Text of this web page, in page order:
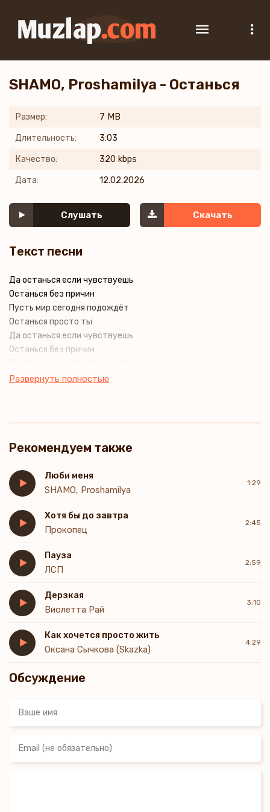
SHAMO, Proshamilya - Останься
Размер: 7 MB
Длительность: 3:03
Качество: 320 kbps
Дата: 12.02.2026
Слушать Скачать
Текст песни
Да останься если чувствуешь
Останься без причин
Пусть мир сегодня подождёт
Останься просто ты
Да останься если чувствуешь
Останься без причин
Останься просто ты
Развернуть полностью
Рекомендуем также
Люби меня
SHAMO, Proshamilya
1:29
Хотя бы до завтра
Прокопец
2:45
Пауза
ЛСП
2:59
Дерзкая
Виолетта Рай
3:10
Как хочется просто жить
Оксана Сычкова (Skazka)
4:29
Обсуждение